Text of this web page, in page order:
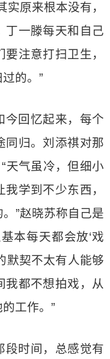
实原来根本没有，
丁一滕每天和自己
注意打扫卫生，
的。”
今回忆起来，每个
同归。刘添祺对那
天气虽冷，但细小
学到不少东西，
”赵晓苏称自己是
本每天都会放‘戏
默契不太有人能够
我都不想拍戏，从
工作。”
段时间，总感觉有